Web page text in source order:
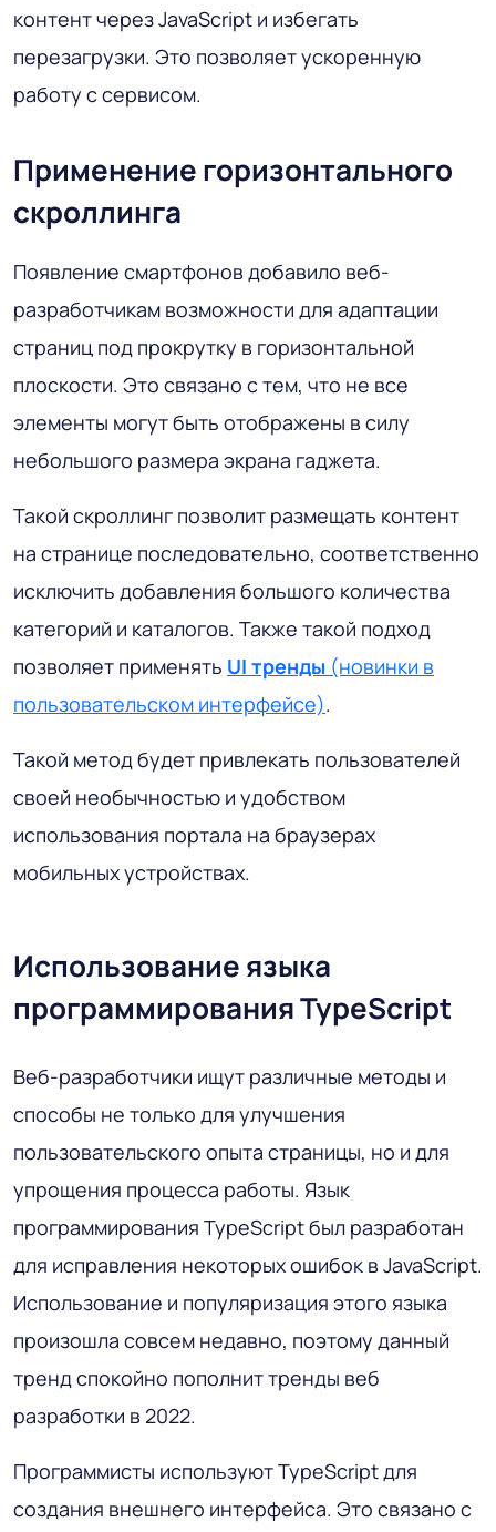
контент через JavaScript и избегать
перезагрузки. Это позволяет ускоренную
работу с сервисом.
Применение горизонтального
скроллинга
Появление смартфонов добавило веб-
разработчикам возможности для адаптации
страниц под прокрутку в горизонтальной
плоскости. Это связано с тем, что не все
элементы могут быть отображены в силу
небольшого размера экрана гаджета.
Такой скроллинг позволит размещать контент
на странице последовательно, соответственно
исключить добавления большого количества
категорий и каталогов. Также такой подход
позволяет применять UI тренды (новинки в
пользовательском интерфейсе).
Такой метод будет привлекать пользователей
своей необычностью и удобством
использования портала на браузерах
мобильных устройствах.
Использование языка
программирования TypeScript
Веб-разработчики ищут различные методы и
способы не только для улучшения
пользовательского опыта страницы, но и для
упрощения процесса работы. Язык
программирования TypeScript был разработан
для исправления некоторых ошибок в JavaScript.
Использование и популяризация этого языка
произошла совсем недавно, поэтому данный
тренд спокойно пополниттренды веб
разработки в 2022.
Программисты используют TypeScript для
создания внешнего интерфейса. Это связано с